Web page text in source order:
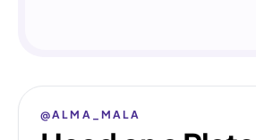
@ALMA_MALA